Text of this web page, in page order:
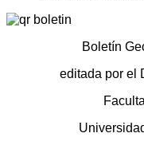
Boletín
editada por el